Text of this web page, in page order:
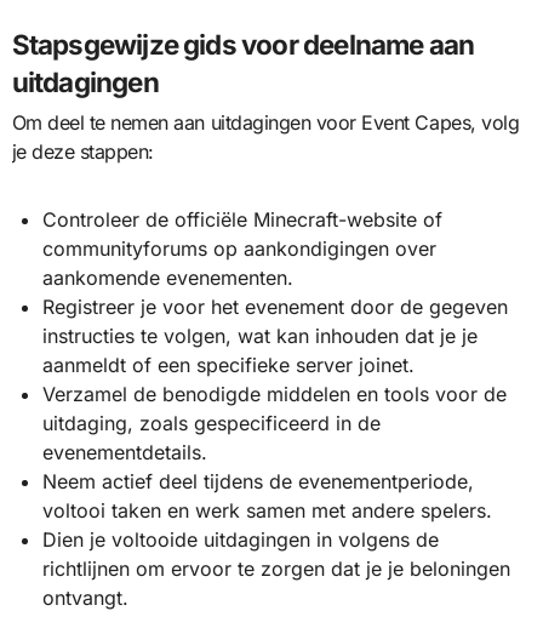
Stapsgewijze gids voor deelname aan
uitdagingen
Om deel te nemen aan uitdagingen voor Event Capes, volg
je deze stappen:
Controleer de officiële Minecraft-website of
communityforums op aankondigingen over
aankomende evenementen.
Registreer je voor het evenement door de gegeven
instructies te volgen, wat kan inhouden dat je je
aanmeldt of een specifieke server joinet.
Verzamel de benodigde middelen en tools voor de
uitdaging, zoals gespecificeerd in de
evenementdetails.
Neem actief deel tijdens de evenementperiode,
voltooi taken en werk samen met andere spelers.
Dien je voltooide uitdagingen in volgens de
richtlijnen om ervoor te zorgen dat je je beloningen
ontvangt.